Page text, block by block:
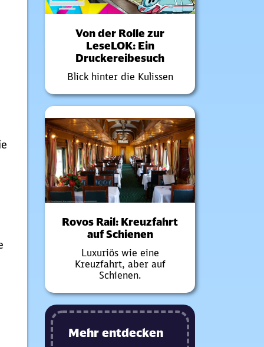
Von der Rolle zur
LeseLOK: Ein
Druckereibesuch
Blick hinter die Kulissen
Rovos Rail: Kreuzfahrt
auf Schienen
Luxuriös wie eine
Kreuzfahrt, aber auf
Schienen.
Mehr entdecken